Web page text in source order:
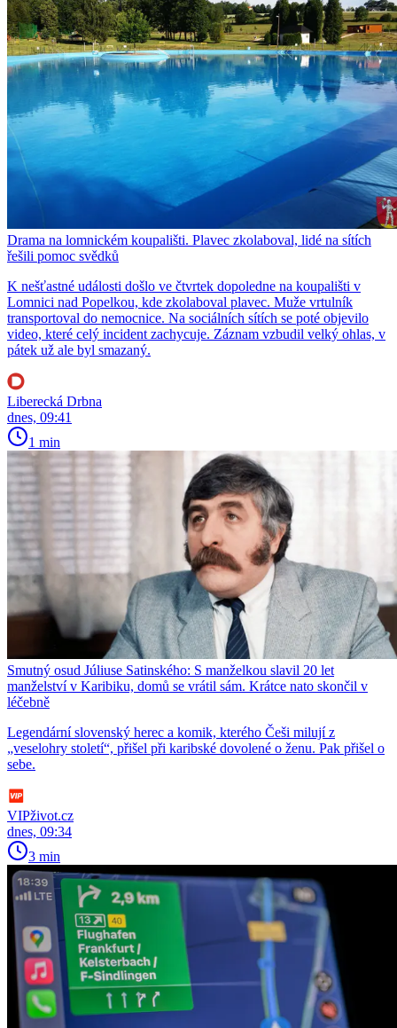
Drama na lomnickém koupališti. Plavec zkolaboval, lidé na sítích
řešili pomoc svědků
K nešťastné události došlo ve čtvrtek dopoledne na koupališti v
Lomnici nad Popelkou, kde zkolaboval plavec. Muže vrtulník
transportoval do nemocnice. Na sociálních sítích se poté objevilo
video, které celý incident zachycuje. Záznam vzbudil velký ohlas, v
pátek už ale byl smazaný.
Liberecká Drbna
dnes, 09:41
1 min
Smutný osud Júliuse Satinského: S manželkou slavil 20 let
manželství v Karibiku, domů se vrátil sám. Krátce nato skončil v
léčebně
Legendární slovenský herec a komik, kterého Češi milují z
„veselohry století“, přišel při karibské dovolené o ženu. Pak přišel o
sebe.
VIPživot.cz
dnes, 09:34
3 min